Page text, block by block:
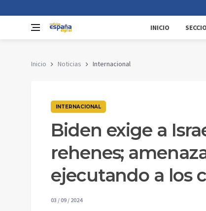
INICIO
Inicio Noticias Internacional
INTERNACIONAL
Biden exige a
rehenes;
ejecutando a los
03 / 09 / 2024